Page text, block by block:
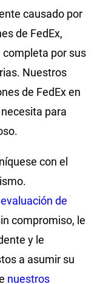
causado por
de FedEx,
por sus
Nuestros
de FedEx en
para
con el
evaluación de
compromiso, le
y le
a asumir su
nuestros